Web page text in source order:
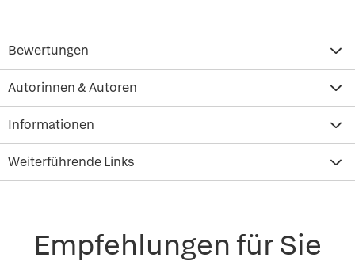
Bewertungen
Autorinnen & Autoren
Informationen
Weiterführende Links
Empfehlungen für Sie